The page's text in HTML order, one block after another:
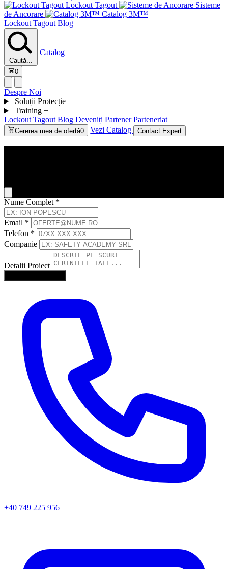
Lockout Tagout
Sisteme
de Ancorare
Catalog 3M™
Lockout Tagout Blog
Caută...
Catalog
0
Despre Noi
Soluții Protecție +
Training +
Lockout Tagout Blog Deveniți Partener Parteneriat
Cererea mea de ofertă0 Vezi Catalog Contact Expert
Nume Complet *
Email *
Telefon *
Companie
Detalii Proiect
+40 749 225 956